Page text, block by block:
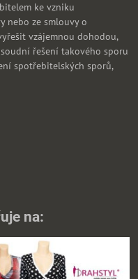
ke vzniku
nebo ze smlouvy o
vzájemnou dohodou,
řešení takového sporu
spotřebitelských sporů,
na: